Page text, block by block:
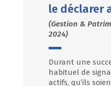
le déclarer
(Gestion &
2024)
Durant une
habituel de
actifs, qu’ils